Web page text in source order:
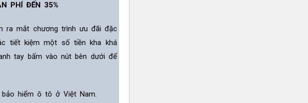
PHÍ ĐẾN 35%
ra mắt chương trình ưu đãi đặc
tiết kiệm một số tiền kha khá
tay bấm vào nút bên dưới để
hiểm ô tô ở Việt Nam.